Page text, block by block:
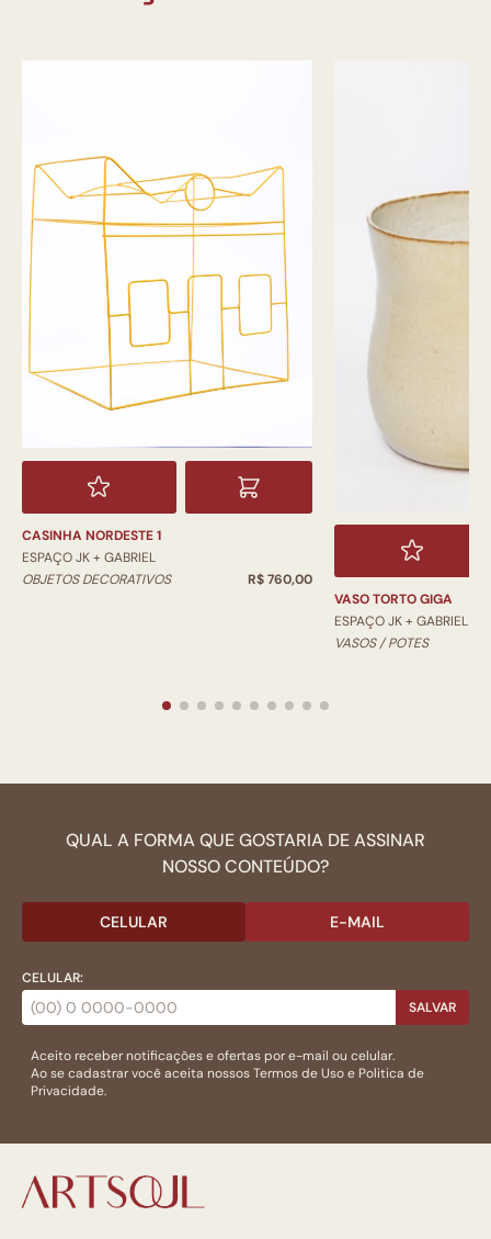
CASINHA NORDESTE 1
ESPAÇO JK + GABRIEL
OBJETOS DECORATIVOS
R$ 760,00
VASO TORTO GIGA
ESPAÇO JK + GABRIEL
VASOS / POTES
QUAL A FORMA QUE GOSTARIA DE ASSINAR
NOSSO CONTEÚDO?
CELULAR E-MAIL
CELULAR:
SALVAR
Aceito receber notificações e ofertas por e-mail ou celular.
Ao se cadastrar você aceita nossosTermos de Usoe Politica de
Privacidade.